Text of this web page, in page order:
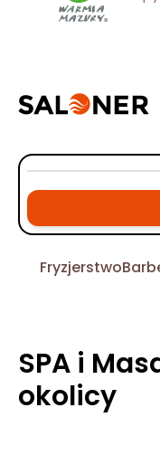
Fryzjerstwo
SPA i
okolicy